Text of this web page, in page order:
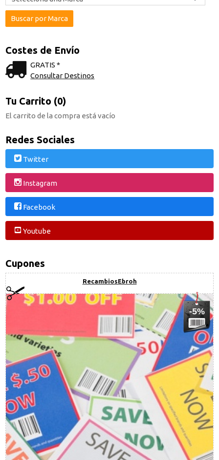
Costes de Envío
GRATIS *
Consultar Destinos
Tu Carrito (0)
El carrito de la compra está vacío
Redes Sociales
Twitter
Instagram
Facebook
Youtube
Cupones
RecambiosEbroh
-5%